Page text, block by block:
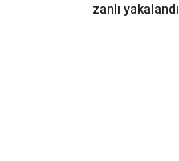
zanlı yakalandı